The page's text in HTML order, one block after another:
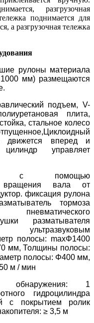
разгрузочная
поднимается для
а разгрузочная тележка
рулоны материала
мм) размещаются
подъем, V-
плита,
стальное колесо
Циклоидный
движется вперед и
управляет
с помощью
вращения вала от
фиксация рулона
тормоза
разматывателя
полосы: maxΦ1400
мм,Толщины полосы:
полосы: Φ400 мм,
м / мин
обнаружения: 1
гидроцилиндра
с покрытием ролик
≥ 3,5 м